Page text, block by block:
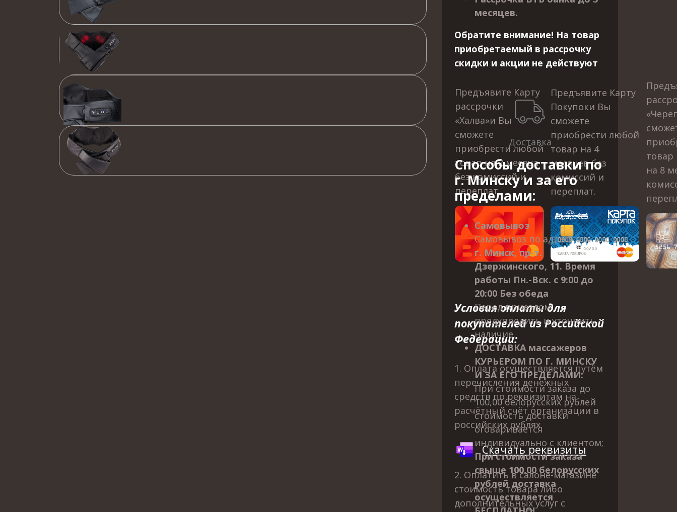
месяцев.
Обратите внимание! На товар
приобретаемый в рассрочку
скидки и акции не действуют
Предъявите Карту
рассрочки
«Халва»и Вы
сможете
приобрести любой
товар на 2 месяца
без комиссий и
переплат.
Предъявите Карту
Покупоки Вы
сможете
приобрести любой
товар на 4
месяцев без
комиссий и
переплат.
товар
на 8
Условия оплаты для
покупателей из Российской
Федерации:
1. Оплата осуществляется путём
перечисления денежных
средств по реквизитам на
расчётный счёт организации в
российских рублях.
Скачать реквизиты
2. Оплатить в салоне-магазине
стоимость товара либо
дополнительных услуг с
Доставка
Способы доставки по
г. Минску и за его
пределами:
Самовывоз
Самовывоз по адресу:
г. Минск, пр-т.
Дзержинского, 11. Время
работы Пн.-Вск. с 9:00 до
20:00 Без обеда
Перед приездом
предупредить и уточнить
наличие.
ДОСТАВКА массажеров
КУРЬЕРОМ ПО Г. МИНСКУ
И ЗА ЕГО ПРЕДЕЛАМИ:
При стоимости заказа до
100,00 белорусских рублей
стоимость доставки
оговаривается
индивидуально с клиентом;
При стоимости заказа
свыше 100,00 белорусских
рублей доставка
осуществляется